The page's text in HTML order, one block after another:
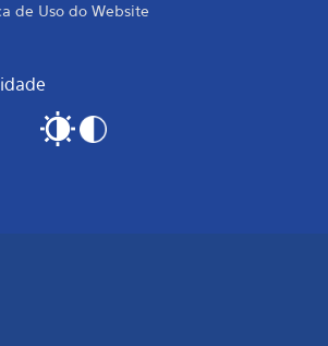
de Uso do Website